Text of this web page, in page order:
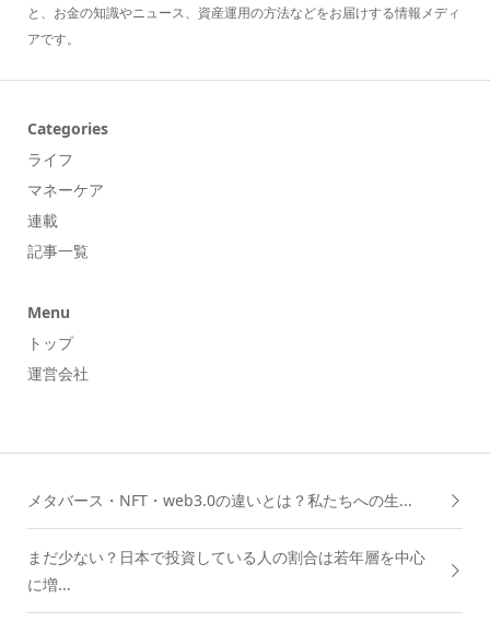
と、お金の知識やニュース、資産運用の方法などをお届けする情報メディ
アです。
Categories
ライフ
マネーケア
連載
記事一覧
Menu
トップ
運営会社
メタバース・NFT・web3.0の違いとは？私たちへの生...
まだ少ない？日本で投資している人の割合は若年層を中心
に増...